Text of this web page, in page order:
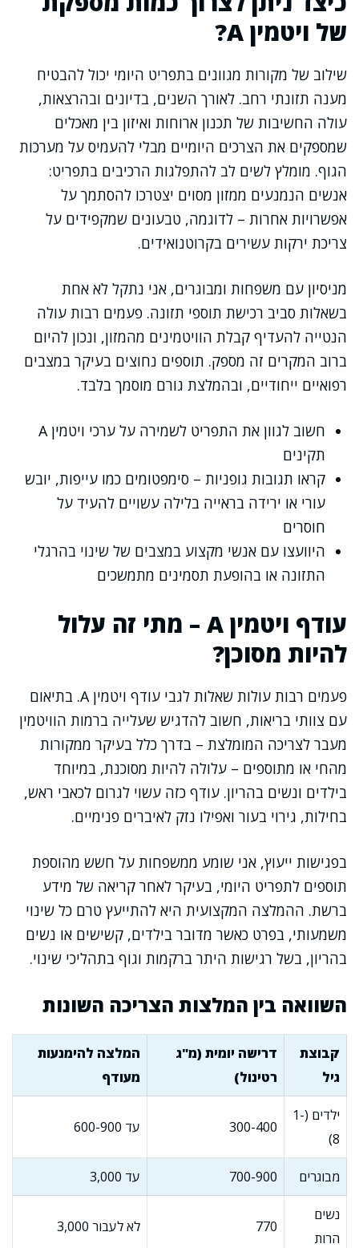
של ויטמין A?
שילוב של מקורות מגוונים בתפריט היומי יכול להבטיח
מענה תזונתי רחב. לאורך השנים, בדיונים ובהרצאות,
עולה החשיבות של תכנון ארוחות ואיזון בין מאכלים
שמספקים את הצרכים היומיים מבלי להעמיס על מערכות
הגוף. מומלץ לשים לב להתפלגות הרכיבים בתפריט:
אנשים הנמנעים ממזון מסוים יצטרכו להסתמך על
אפשרויות אחרות – לדוגמה, טבעונים שמקפידים על
צריכת ירקות עשירים בקרוטנואידים.
מניסיון עם משפחות ומבוגרים, אני נתקל לא אחת
בשאלות סביב רכישת תוספי תזונה. פעמים רבות עולה
הנטייה להעדיף קבלת הוויטמינים מהמזון, ונכון להיום
ברוב המקרים זה מספק. תוספים נחוצים בעיקר במצבים
רפואיים ייחודיים, ובהמלצת גורם מוסמך בלבד.
חשוב לגוון את התפריט לשמירה על ערכי ויטמין A
תקינים
קראו תגובות גופניות – סימפטומים כמו עייפות, יובש
עורי או ירידה בראייה בלילה עשויים להעיד על
חוסרים
היוועצו עם אנשי מקצוע במצבים של שינוי בהרגלי
התזונה או בהופעת תסמינים מתמשכים
עודף ויטמין A – מתי זה עלול
להיות מסוכן?
פעמים רבות עולות שאלות לגבי עודף ויטמין A. בתיאום
עם צוותי בריאות, חשוב להדגיש שעלייה ברמות הוויטמין
מעבר לצריכה המומלצת – בדרך כלל בעיקר ממקורות
מהחי או מתוספים – עלולה להיות מסוכנת, במיוחד
בילדים ונשים בהריון. עודף כזה עשוי לגרום לכאבי ראש,
בחילות, גירוי בעור ואפילו נזק לאיברים פנימיים.
בפגישות ייעוץ, אני שומע ממשפחות על חשש מהוספת
תוספים לתפריט היומי, בעיקר לאחר קריאה של מידע
ברשת. ההמלצה המקצועית היא להתייעץ טרם כל שינוי
משמעותי, בפרט כאשר מדובר בילדים, קשישים או נשים
בהריון, בשל רגישות היתר ברקמות וגוף בתהליכי שינוי.
השוואה בין המלצות הצריכה השונות
קבוצת
גיל
דרישה יומית (מ"ג
רטינול)
המלצה להימנעות
מעודף
ילדים (1-
8)
300-400 עד 600-900
מבוגרים 700-900 עד 3,000
נשים
הרות
770 לא לעבור 3,000